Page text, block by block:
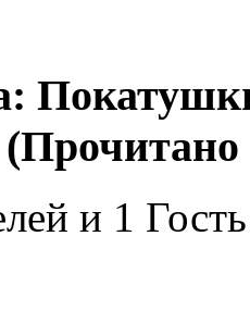
и 1